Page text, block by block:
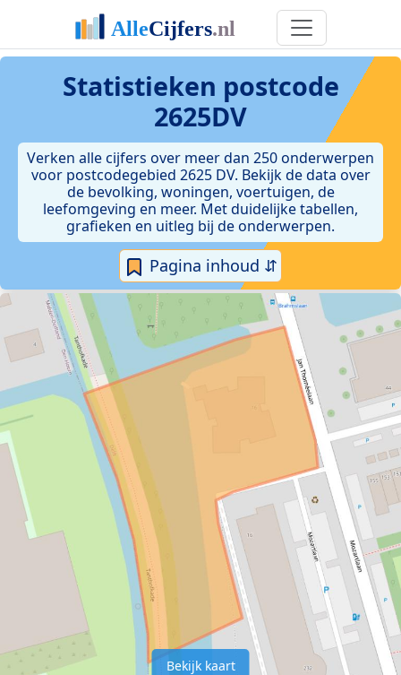
Statistieken postcode
2625DV
Verken alle cijfers over meer dan 250 onderwerpen
voor postcodegebied 2625 DV. Bekijk de data over
de bevolking, woningen, voertuigen, de
leefomgeving en meer. Met duidelijke tabellen,
grafieken en uitleg bij de onderwerpen.
Pagina inhoud ⇵
Bekijk kaart